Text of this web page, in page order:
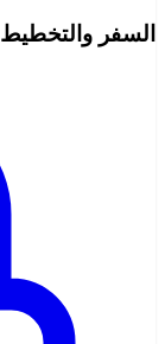
السفر والتخطيط